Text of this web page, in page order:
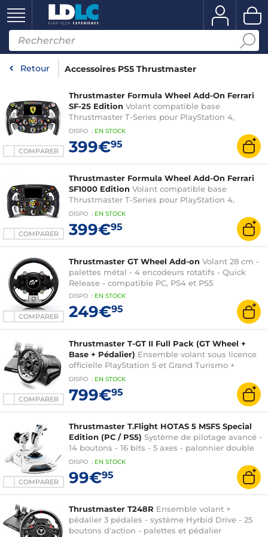
Retour Accessoires PS5 Thrustmaster
COMPARER
Thrustmaster Formula Wheel Add-On Ferrari
SF-25 Edition Volant compatible base
Thrustmaster T-Series pour PlayStation 4,
PlayStation 5 et PC (sans base, ni pédalier)
DISPO : EN STOCK
399€95
COMPARER
Thrustmaster Formula Wheel Add-On Ferrari
SF1000 Edition Volant compatible base
Thrustmaster T-Series pour PlayStation 4,
PlayStation 5 et PC (sans base, ni pédalier)
DISPO : EN STOCK
399€95
COMPARER
Thrustmaster GT Wheel Add-on Volant 28 cm -
palettes métal - 4 encodeurs rotatifs - Quick
Release - compatible PC, PS4 et PS5
DISPO : EN STOCK
249€95
COMPARER
Thrustmaster T-GT II Full Pack (GT Wheel +
Base + Pédalier) Ensemble volant sous licence
officielle PlayStation 5 et Grand Turismo +
pédalier 3 pédales (PC, PlayStation 4 et
PlayStation 5)
DISPO : EN STOCK
799€95
COMPARER
Thrustmaster T.Flight HOTAS 5 MSFS Special
Edition (PC / PS5) Système de pilotage avancé -
14 boutons - 16 bits - 5 axes - palonnier double
système - sous licence officielle Microsoft Flight
Simulator - compatible Windows et PlayStation
DISPO : EN STOCK
99€95
Thrustmaster T248R Ensemble volant +
pédalier 3 pédales - système Hyrbid Drive - 25
boutons d'action - palettes et pédalier